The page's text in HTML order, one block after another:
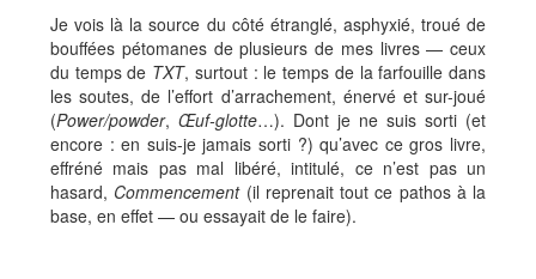
Je vois là la source du côté étranglé, asphyxié, troué de
bouffées pétomanes de plusieurs de mes livres — ceux
du temps de TXT, surtout : le temps de la farfouille dans
les soutes, de l’effort d’arrachement, énervé et sur-joué
(Power/powder, Œuf-glotte…). Dont je ne suis sorti (et
encore : en suis-je jamais sorti ?) qu’avec ce gros livre,
effréné mais pas mal libéré, intitulé, ce n’est pas un
hasard, Commencement(il reprenait tout ce pathos à la
base, en effet — ou essayait de le faire).